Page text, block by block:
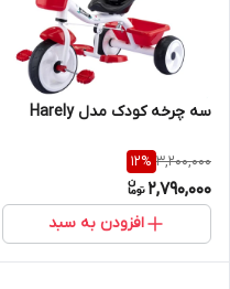
سه چرخه کودک مدل Harely
3,200,000
12%
2,790,000
افزودن به سبد